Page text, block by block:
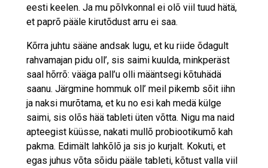
eesti keelen. Ja mu põlvkonnal ei olõ viil tuud hätä,
et paprõ pääle kirutõdust arru ei saa.
Kõrra juhtu sääne andsak lugu, et ku riide õdagult
rahvamajan pidu oll’, sis saimi kuulda, minkperäst
saal hõrrõ: vääga pall’u olli määntsegi kõtuhädä
saanu. Järgmine hommuk oll’ meil pikemb sõit iihn
ja naksi murõtama, et ku no esi kah medä külge
saimi, sis olõs hää tableti üten võtta. Nigu ma naid
apteegist küüsse, nakati mullõ probiootikumõ kah
pakma. Edimält lahkõlõ ja sis jo kurjalt. Kokuti, et
egas juhus võta sõidu pääle tableti, kõtust valla viil